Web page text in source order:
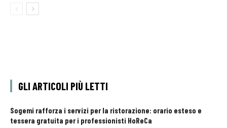
GLI ARTICOLI PIÙ LETTI
Sogemi rafforza i servizi per la ristorazione: orario esteso e
tessera gratuita per i professionisti HoReCa